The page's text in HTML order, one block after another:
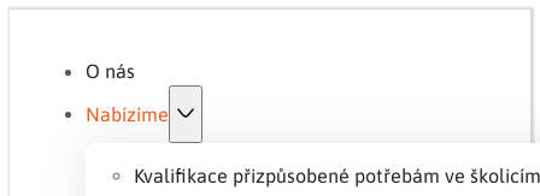
O nás
Nabízíme
Kvalifikace přizpůsobené potřebám ve